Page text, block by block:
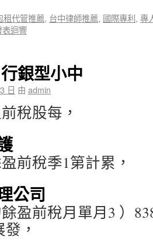
租代管推薦, 台中律師推薦, 國際專利, 專
表迴響
銀型小中
日 由 admin
稅股每，
前稅季1第計累，
公司
餘盈前稅月單月3 ）
，